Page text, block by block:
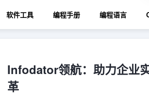
软件工具 编程手册 编程语言
Infodator领航：助力企业
革